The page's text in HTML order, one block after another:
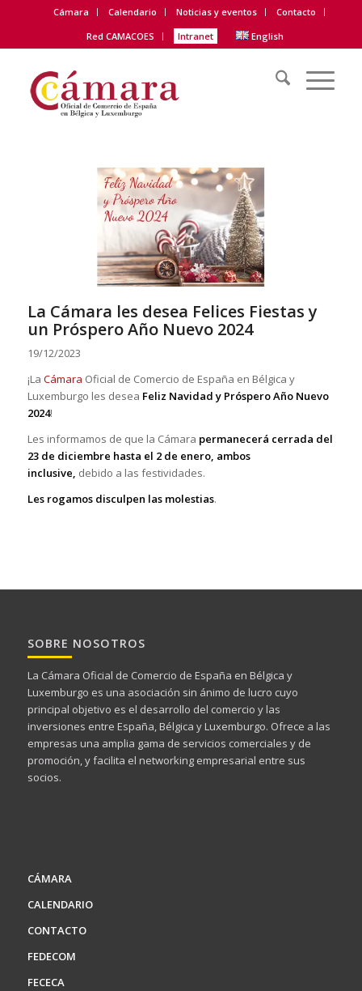
Cámara Calendario Noticias y eventos
Contacto
Red CAMACOES
Intranet English
La Cámara les desea Felices Fiestas y
un Próspero Año Nuevo 2024
19/12/2023
¡La Cámara Oficial de Comercio de España en Bélgica y
Luxemburgo les desea Feliz Navidad y Próspero Año Nuevo
2024!
Les informamos de que la Cámara permanecerá cerrada del
23 de diciembre hasta el 2 de enero, ambos
inclusive, debido a las festividades.
Les rogamos disculpen las molestias.
SOBRE NOSOTROS
La Cámara Oficial de Comercio de España en Bélgica y
Luxemburgo es una asociación sin ánimo de lucro cuyo
principal objetivo es el desarrollo del comercio y las
inversiones entre España, Bélgica y Luxemburgo. Ofrece a las
empresas una amplia gama de servicios comerciales y de
promoción, y facilita el networking empresarial entre sus
socios.
CÁMARA
CALENDARIO
CONTACTO
FEDECOM
FECECA